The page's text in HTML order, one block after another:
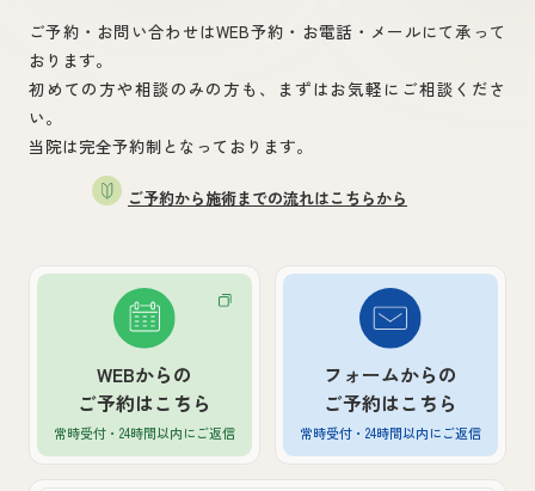
ご予約・お問い合わせはWEB予約・お電話・メールにて承って
おります。
初めての方や相談のみの方も、まずはお気軽にご相談くださ
い。
当院は完全予約制となっております。
ご予約から施術までの流れはこちらから
WEBからの
ご予約はこちら
常時受付・24時間以内にご返信
フォームからの
ご予約はこちら
常時受付・24時間以内にご返信